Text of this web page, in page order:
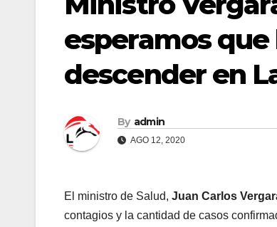
esperamos
descender en
By admin
AGO 12, 2020
El ministro de Salud, Juan Carlos
contagios y la cantidad de casos